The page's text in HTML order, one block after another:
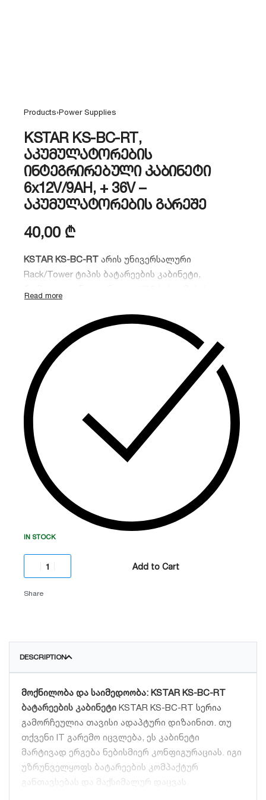
Products›Power Supplies
KSTAR KS-BC-RT,
აკუმულატორების
ინტეგრირებული კაბინეტი
6x12V/9AH, + 36V –
აკუმულატორების გარეშე
40,00 ₾
KSTAR KS-BC-RT არის უნივერსალური
Rack/Tower ტიპის ბატარეების კაბინეტი,
მას აქვს მოქნილი კონსტრუქცია, რაც საშუალებას
იძლევა დამონტაჟდეს სტანდარტულ 19-ინჩიან
სერვერულ კარადაში ან განთავსდეს იატაკზე
ვერტიკალურად.
იდეალურია მონაცემთა
ცენტრებისა და IT ინფრასტრუქტურისთვის.
IN STOCK
Add to Cart
Share
DESCRIPTION
მოქნილობა და საიმედოობა: KSTAR KS-BC-RT
ბატარეების კაბინეტი KSTAR KS-BC-RT სერია
გამორჩეულია თავისი ადაპტური დიზაინით. თუ
თქვენი IT გარემო იცვლება, ეს კაბინეტი
მარტივად ერგება ნებისმიერ კონფიგურაციას. იგი
უზრუნველყოფს ბატარეების კომპაქტურ
განთავსებას და მაქსიმალურ დაცვას.